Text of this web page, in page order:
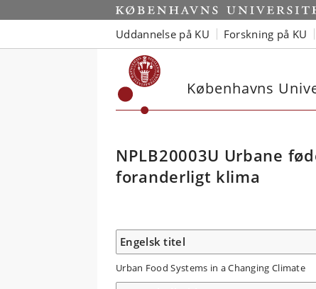
Uddannelse på KU Forskning på KU
Københavns
NPLB20003U Urbane
foranderligt klima
Engelsk titel
Urban Food Systems in a Changing Climate